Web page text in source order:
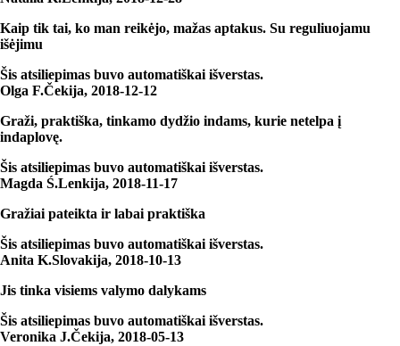
Kaip tik tai, ko man reikėjo, mažas aptakus. Su reguliuojamu
išėjimu
Šis atsiliepimas buvo automatiškai išverstas.
Olga F.Čekija, 2018‑12‑12
Graži, praktiška, tinkamo dydžio indams, kurie netelpa į
indaplovę.
Šis atsiliepimas buvo automatiškai išverstas.
Magda Ś.Lenkija, 2018‑11‑17
Gražiai pateikta ir labai praktiška
Šis atsiliepimas buvo automatiškai išverstas.
Anita K.Slovakija, 2018‑10‑13
Jis tinka visiems valymo dalykams
Šis atsiliepimas buvo automatiškai išverstas.
Veronika J.Čekija, 2018‑05‑13